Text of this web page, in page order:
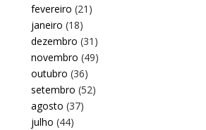
fevereiro (21)
janeiro (18)
dezembro (31)
novembro (49)
outubro (36)
setembro (52)
agosto (37)
julho (44)